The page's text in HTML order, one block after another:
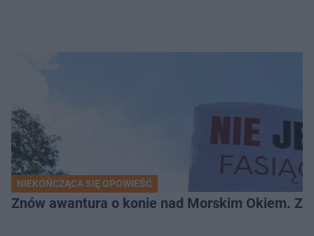
NIEKOŃCZĄCA SIĘ OPOWIEŚĆ
Znów awantura o konie nad Morskim Okiem.